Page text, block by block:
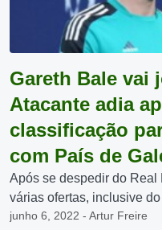
Gareth Bale vai
Atacante adia
classificação
com País de
Após se despedir do Real
várias ofertas, inclusive
junho 6, 2022 - Artur Freire